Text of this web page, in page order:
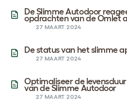
De Slimme Autodoor
opdrachten van de Omlet
27 MAART 2024
De status van het slimme
27 MAART 2024
Optimaliseer de
van de Slimme Autodoor
27 MAART 2024